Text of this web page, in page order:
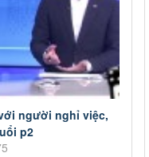
người nghỉ việc,
p2